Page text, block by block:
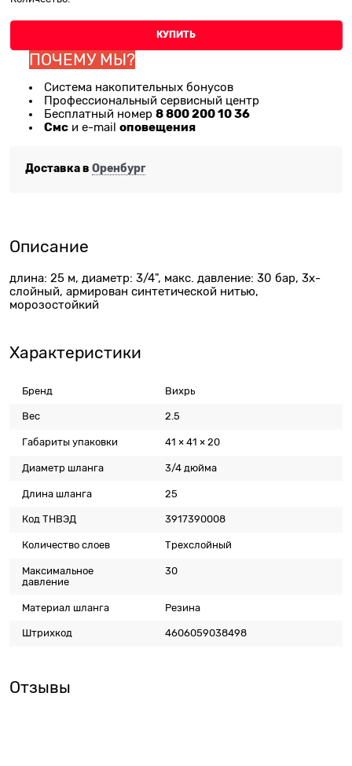
КУПИТЬ
ПОЧЕМУ МЫ?
Система накопительных бонусов
Профессиональный сервисный центр
Бесплатный номер 8 800 200 10 36
Смс и e-mail оповещения
Доставка в Оренбург
Описание
длина: 25 м, диаметр: 3/4", макс. давление: 30 бар, 3х-
слойный, армирован синтетической нитью,
морозостойкий
Характеристики
Бренд Вихрь
Вес 2.5
Габариты упаковки 41 × 41 × 20
Диаметр шланга 3/4 дюйма
Длина шланга 25
Код ТНВЭД 3917390008
Количество слоев Трехслойный
Максимальное
давление
30
Материал шланга Резина
Штрихкод 4606059038498
Отзывы